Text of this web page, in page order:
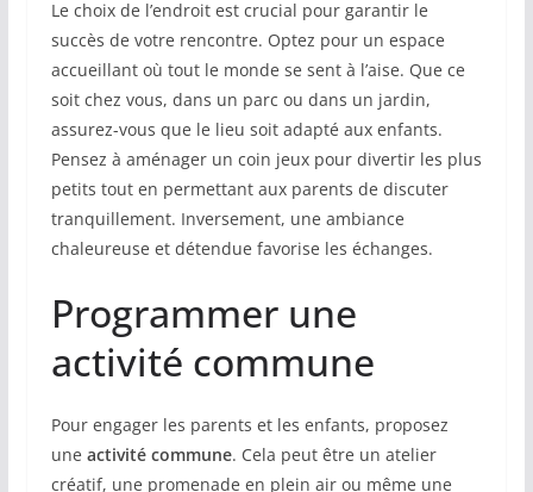
Le choix de l’endroit est crucial pour garantir le
succès de votre rencontre. Optez pour un espace
accueillant où tout le monde se sent à l’aise. Que ce
soit chez vous, dans un parc ou dans un jardin,
assurez-vous que le lieu soit adapté aux enfants.
Pensez à aménager un coin jeux pour divertir les plus
petits tout en permettant aux parents de discuter
tranquillement. Inversement, une ambiance
chaleureuse et détendue favorise les échanges.
Programmer une
activité commune
Pour engager les parents et les enfants, proposez
une activité commune. Cela peut être un atelier
créatif, une promenade en plein air ou même une